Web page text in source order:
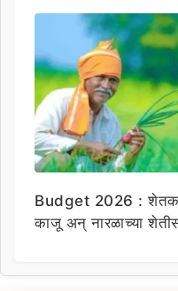
Budget 2026 :
काजू अन् नारळाच्या